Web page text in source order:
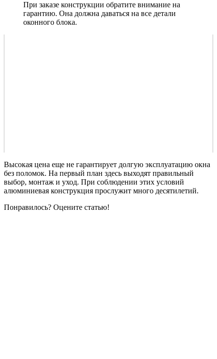
При заказе конструкции обратите внимание на
гарантию. Она должна даваться на все детали
оконного блока.
Высокая цена еще не гарантирует долгую эксплуатацию окна
без поломок. На первый план здесь выходят правильный
выбор, монтаж и уход. При соблюдении этих условий
алюминиевая конструкция прослужит много десятилетий.
Понравилось? Оцените статью!